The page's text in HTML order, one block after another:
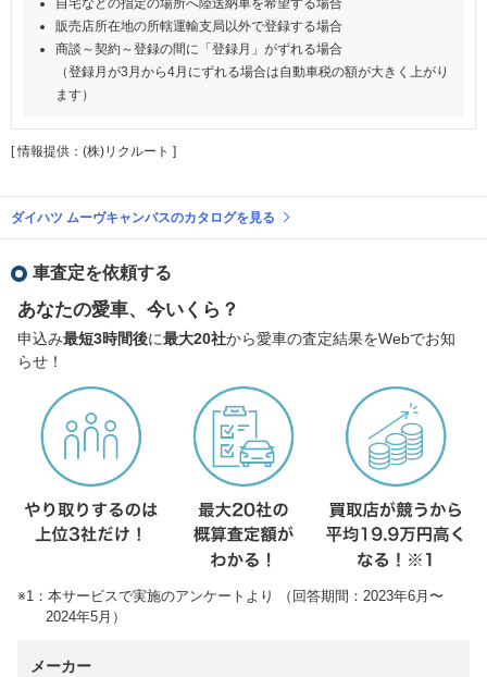
販売店所在地の所轄運輸支局以外で登録する場合
商談～契約～登録の間に「登録月」がずれる場合
（登録月が3月から4月にずれる場合は自動車税の額が大きく上がり
ます）
[ 情報提供：(株)リクルート ]
ダイハツ ムーヴキャンバスのカタログを見る
車査定を依頼する
あなたの愛車、今いくら？
申込み最短3時間後に最大20社から愛車の査定結果をWebでお知
らせ！
※1：本サービスで実施のアンケートより （回答期間：2023年6月〜
2024年5月）
メーカー